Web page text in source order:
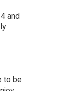
and
to be